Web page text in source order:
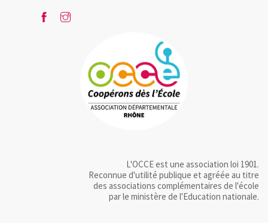
L'OCCE est une association loi 1901.
Reconnue d'utilité publique et agréée au titre
des associations complémentaires de l'école
par le ministère de l'Education nationale.